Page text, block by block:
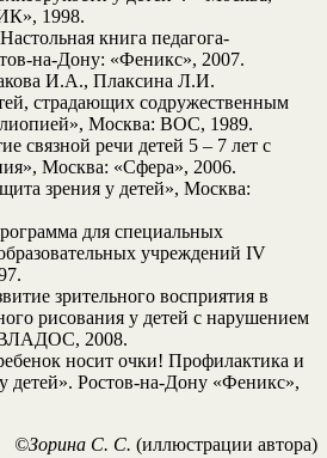
1998.
книга педагога-
на-Дону: «Феникс», 2007.
И.А., Плаксина Л.И.
страдающих содружественным
Москва: ВОС, 1989.
связной речи детей 5 – 7 лет с
Москва: «Сфера», 2006.
зрения у детей», Москва:
для специальных
учреждений IV
зрительного восприятия в
рисования у детей с нарушением
ВЛАДОС, 2008.
носит очки! Профилактика и
детей». Ростов-на-Дону «Феникс»,
©Зорина С. С. (иллюстрации автора)